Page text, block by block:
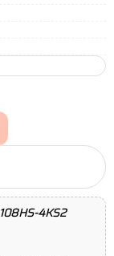
4KS2